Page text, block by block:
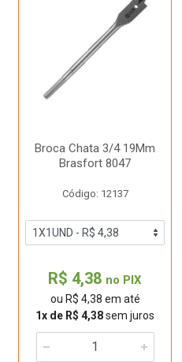
Broca Chata 3/4 19Mm
Brasfort 8047
Código: 12137
R$ 4,38 no PIX
ou R$ 4,38 em até
1x de R$ 4,38sem juros